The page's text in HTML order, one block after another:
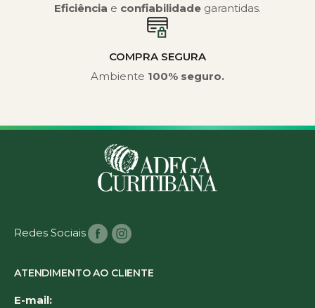
Eficiência e confiabilidade garantidas.
COMPRA SEGURA
Ambiente 100% seguro.
Redes Sociais
ATENDIMENTO AO CLIENTE
E-mail: